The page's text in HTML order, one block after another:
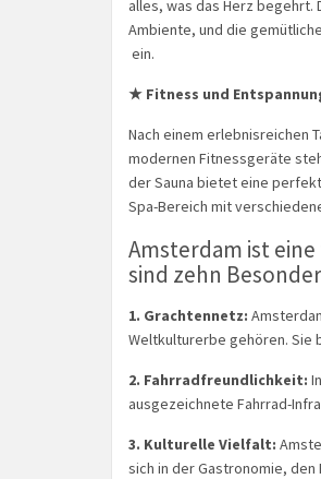
alles, was das Herz begehrt.
Ambiente, und die
ein.
★ Fitness und
Nach einem erlebnisreichen
modernen Fitnessgeräte
der Sauna bietet eine
Spa-Bereich mit
Amsterdam ist
sind zehn
1. Grachtennetz:
Weltkulturerbe gehören. Sie
2. Fahrradfreundlichkeit:
ausgezeichnete Fahrrad-
3. Kulturelle Vielfalt:
sich in der Gastronomie,